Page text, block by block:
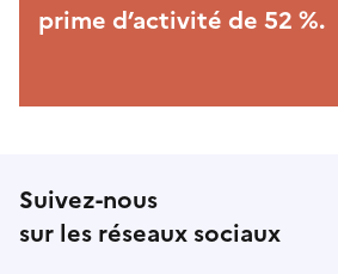
prime d’activité de 52 %.
Suivez-nous
sur les réseaux sociaux